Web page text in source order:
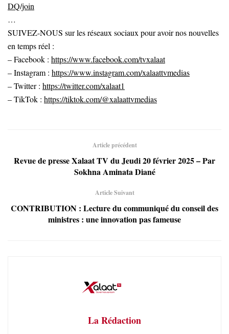
DQ/join
…
SUIVEZ-NOUS sur les réseaux sociaux pour avoir nos nouvelles
en temps réel :
– Facebook : https://www.facebook.com/tvxalaat
– Instagram : https://www.instagram.com/xalaattvmedias
– Twitter : https://twitter.com/xalaat1
– TikTok : https://tiktok.com/@xalaattvmedias
Article précédent
Revue de presse Xalaat TV du Jeudi 20 février 2025 – Par
Sokhna Aminata Diané
Article Suivant
CONTRIBUTION : Lecture du communiqué du conseil des
ministres : une innovation pas fameuse
La Rédaction